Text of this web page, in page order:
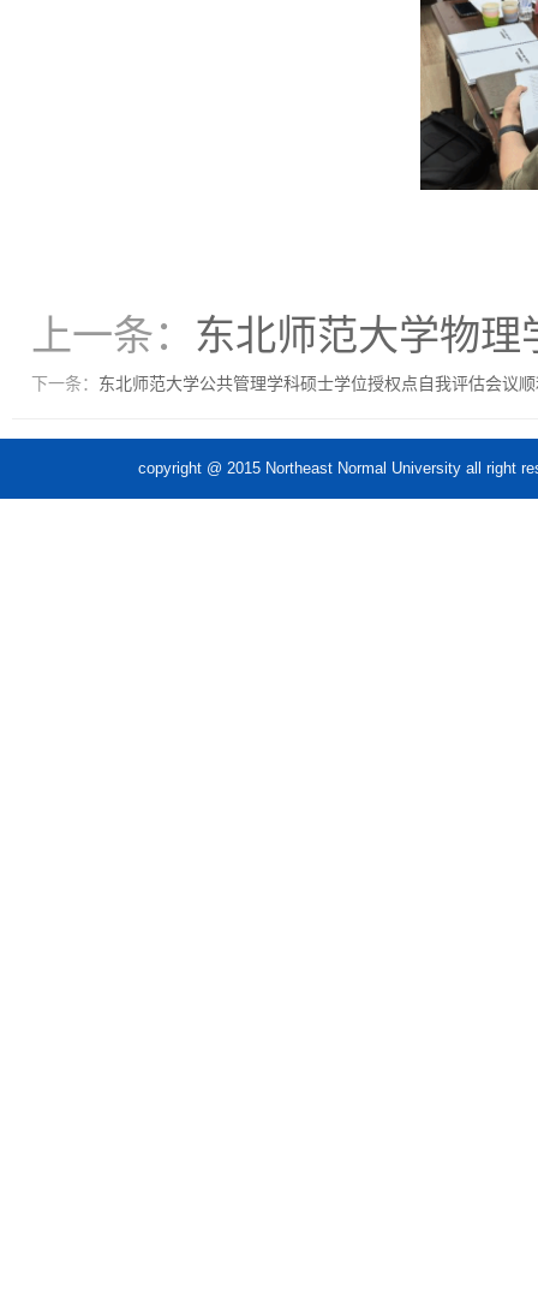
上一条： 东北师范大学物
下一条： 东北师范大学公共管理学科硕士学位授权点自我评估会议
copyright @ 2015 Northeast Normal University all